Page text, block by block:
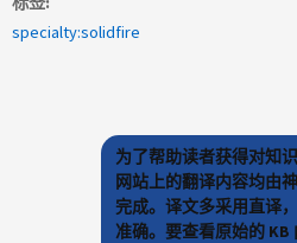
specialty:solidfire
为了帮助读者获得对知
网站上的翻译内容均由
完成。译文多采用直译
准确。要查看原始的